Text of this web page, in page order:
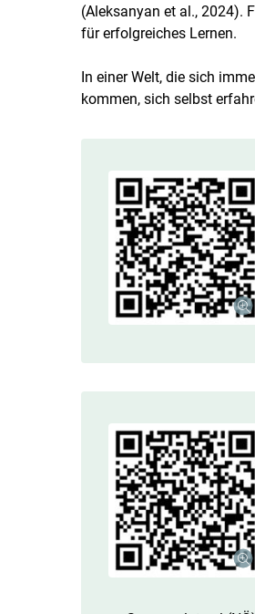
(Aleksanyan et al., 2024).
für erfolgreiches Lernen.
In einer Welt, die sich
kommen, sich selbst